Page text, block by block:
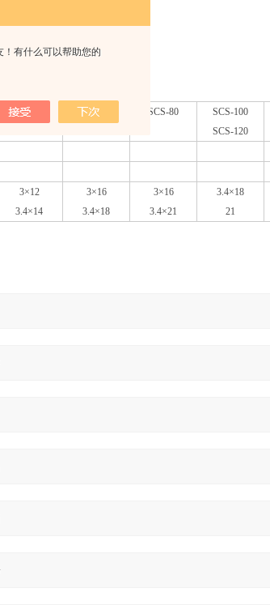
！有什么可以帮助您的
标定既可更换计算机
SCS-50 SCS-60 SCS-80
SCS-100
SCS-120
3×12
3.4×14
3×16
3.4×18
3×16
3.4×21
3.4×18
21